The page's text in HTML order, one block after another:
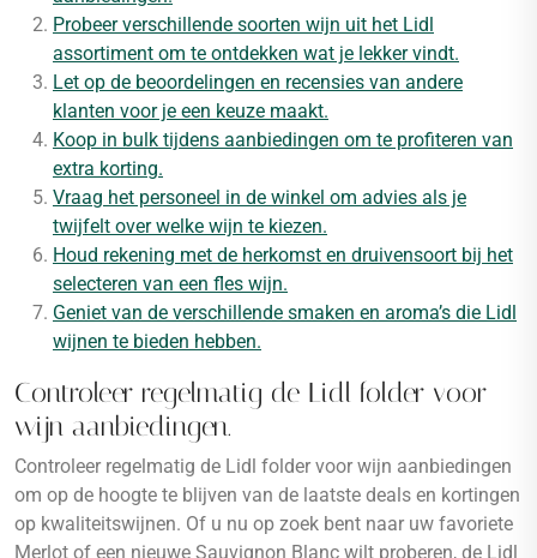
Probeer verschillende soorten wijn uit het Lidl
assortiment om te ontdekken wat je lekker vindt.
Let op de beoordelingen en recensies van andere
klanten voor je een keuze maakt.
Koop in bulk tijdens aanbiedingen om te profiteren van
extra korting.
Vraag het personeel in de winkel om advies als je
twijfelt over welke wijn te kiezen.
Houd rekening met de herkomst en druivensoort bij het
selecteren van een fles wijn.
Geniet van de verschillende smaken en aroma’s die Lidl
wijnen te bieden hebben.
Controleer regelmatig de Lidl folder voor
wijn aanbiedingen.
Controleer regelmatig de Lidl folder voor wijn aanbiedingen
om op de hoogte te blijven van de laatste deals en kortingen
op kwaliteitswijnen. Of u nu op zoek bent naar uw favoriete
Merlot of een nieuwe Sauvignon Blanc wilt proberen, de Lidl